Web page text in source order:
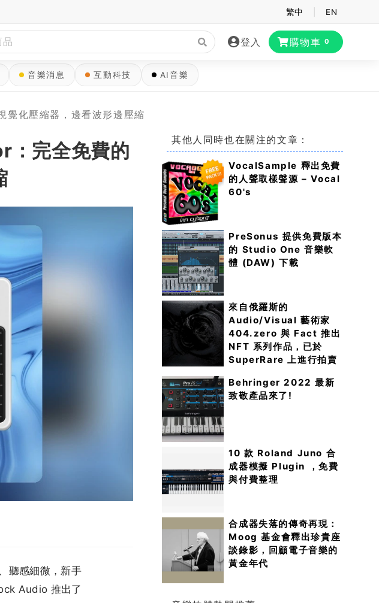
繁中 EN
登入 購物車 0
音樂消息 互動科技 AI音樂
化壓縮器，邊看波形邊壓縮
完全免費的
聽感細微，新手
Audio 推出了
其他人同時也在關注的文章：
VocalSample 釋出免費
的人聲取樣聲源 – Vocal
60's
PreSonus 提供免費版本
的 Studio One 音樂軟
體 (DAW) 下載
來自俄羅斯的
Audio/Visual 藝術家
404.zero 與 Fact 推出
NFT 系列作品，已於
SuperRare 上進行拍賣
Behringer 2022 最新
致敬產品來了!
10 款 Roland Juno 合
成器模擬 Plugin ，免費
與付費整理
合成器失落的傳奇再現：
Moog 基金會釋出珍貴座
談錄影，回顧電子音樂的
黃金年代